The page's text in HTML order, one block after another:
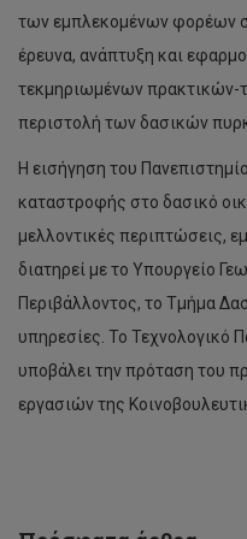
των εμπλεκομένων φορέων
έρευνα, ανάπτυξη και
τεκμηριωμένων πρακτικών-
περιστολή των δασικών
Η εισήγηση του
καταστροφής στο δασικό
μελλοντικές περιπτώσεις,
διατηρεί με το Υπουργείο
Περιβάλλοντος, το Τμήμα
υπηρεσίες. Το Τεχνολογικό
υποβάλει την πρόταση του
εργασιών της
‘Πράσινο’
φως
για
έργο
μεταξύ
και